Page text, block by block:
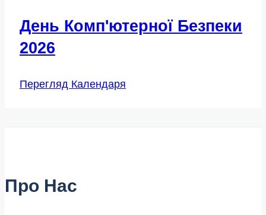
День Комп'ютерної Безпеки
2026
Перегляд Календаря
Про Нас